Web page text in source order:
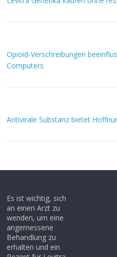
Opioid-Verschreibungen
Computers
Antivirale Substanz bietet
Es ist wichtig, sich
an einen Arzt zu
wenden, um eine
angemessene
Behandlung zu
erhalten und ein